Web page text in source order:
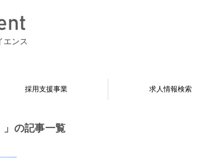
エンス
採用支援事業 求人情報検索
」の記事一覧